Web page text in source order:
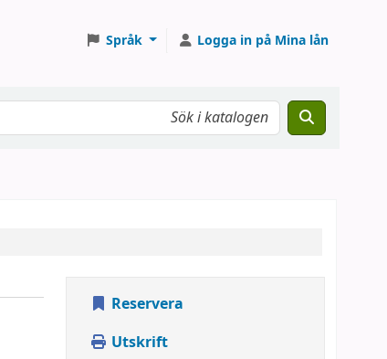
Språk Logga in på Mina lån
Reservera
Utskrift